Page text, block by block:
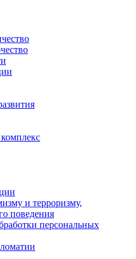
и терроризму,
поведения
персональных